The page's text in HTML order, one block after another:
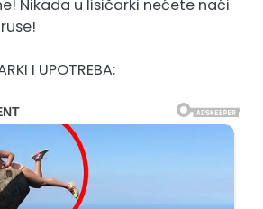
Nikada u lisičarki nećete naći
I UPOTREBA: